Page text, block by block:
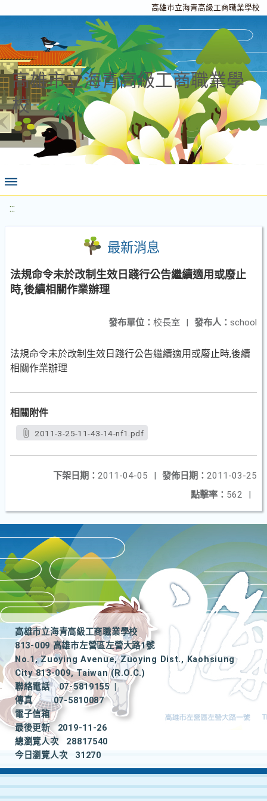
高雄市立海青高級工商職業學校
高雄市立海青高級工商職業學
校
:::
最新消息
法規命令未於改制生效日踐行公告繼續適用或廢止
時,後續相關作業辦理
發布人： school
發布單位： 校長室 |
法規命令未於改制生效日踐行公告繼續適用或廢止時,後續
相關作業辦理
相關附件
2011-3-25-11-43-14-nf1.pdf
發佈日期： 2011-03-25
下架日期： 2011-04-05
|
點擊率： 562 |
高雄市立海青高級工商職業學校
813-009 高雄市左營區左營大路1號
No.1, Zuoying Avenue, Zuoying Dist., Kaohsiung
City 813-009, Taiwan (R.O.C.)
聯絡電話
07-5819155
|
傳真
07-5810087
電子信箱
最後更新
2019-11-26
總瀏覽人次
28817540
今日瀏覽人次
31270